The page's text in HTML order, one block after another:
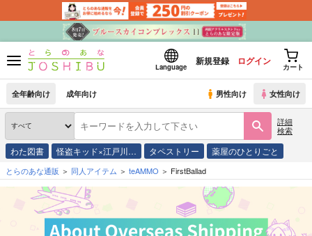
Language
新規登録 ログイン
カート
全年齢向け 成年向け 男性向け 女性向け
詳細
検索
わた図書 怪盗キッド×江戸川… タペストリー 薬屋のひとりごと
とらのあな通販 同人アイテム teAMMO FirstBallad